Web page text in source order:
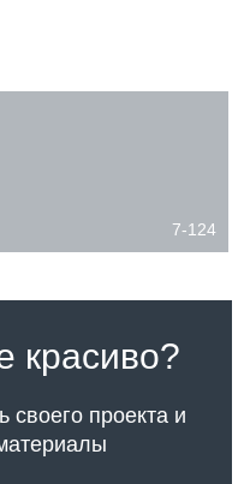
7-124
красиво?
своего проектаи